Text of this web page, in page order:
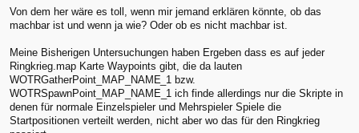
Von dem her wäre es toll, wenn mir jemand erklären könnte, ob das
machbar ist und wenn ja wie? Oder ob es nicht machbar ist.
Meine Bisherigen Untersuchungen haben Ergeben dass es auf jeder
Ringkrieg.map Karte Waypoints gibt, die da lauten
WOTRGatherPoint_MAP_NAME_1 bzw.
WOTRSpawnPoint_MAP_NAME_ 1 ich finde allerdings nur die Skripte in
denen für normale Einzelspieler und Mehrspieler Spiele die
Startpositionen verteilt werden, nicht aber wo das für den Ringkrieg